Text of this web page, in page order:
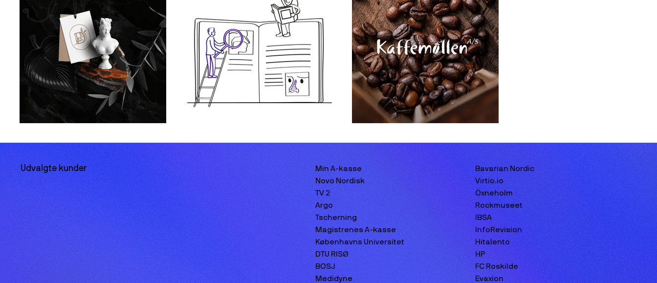
Udvalgte kunder
Min A-kasse
Novo Nordisk
TV 2
Argo
Tscherning
Magistrenes A-kasse
Københavns Universitet
DTU RISØ
BOSJ
Medidyne
Bavarian Nordic
Virtio.io
Öxneholm
Rockmuseet
IBSA
InfoRevision
Hitalento
HP
FC Roskilde
Evaxion